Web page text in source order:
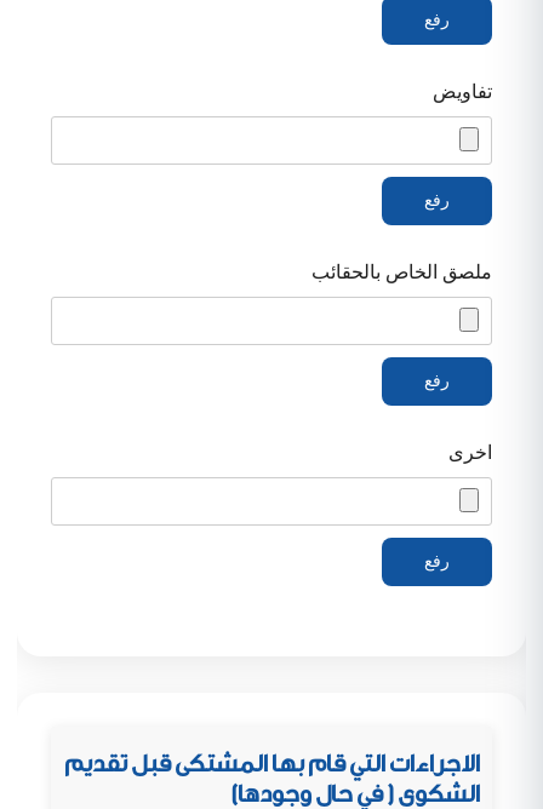
تفاويض
ملصق الخاص بالحقائب
اخرى
الاجراءات التي قام بها المشتكى قبل تقديم
الشكوى ( في حال وجودها)